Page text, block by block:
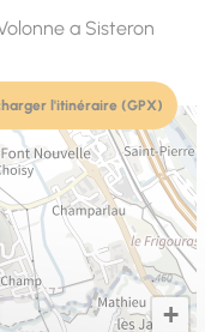
a Sisteron
+
l'itinéraire (GPX)
(téléchargement,